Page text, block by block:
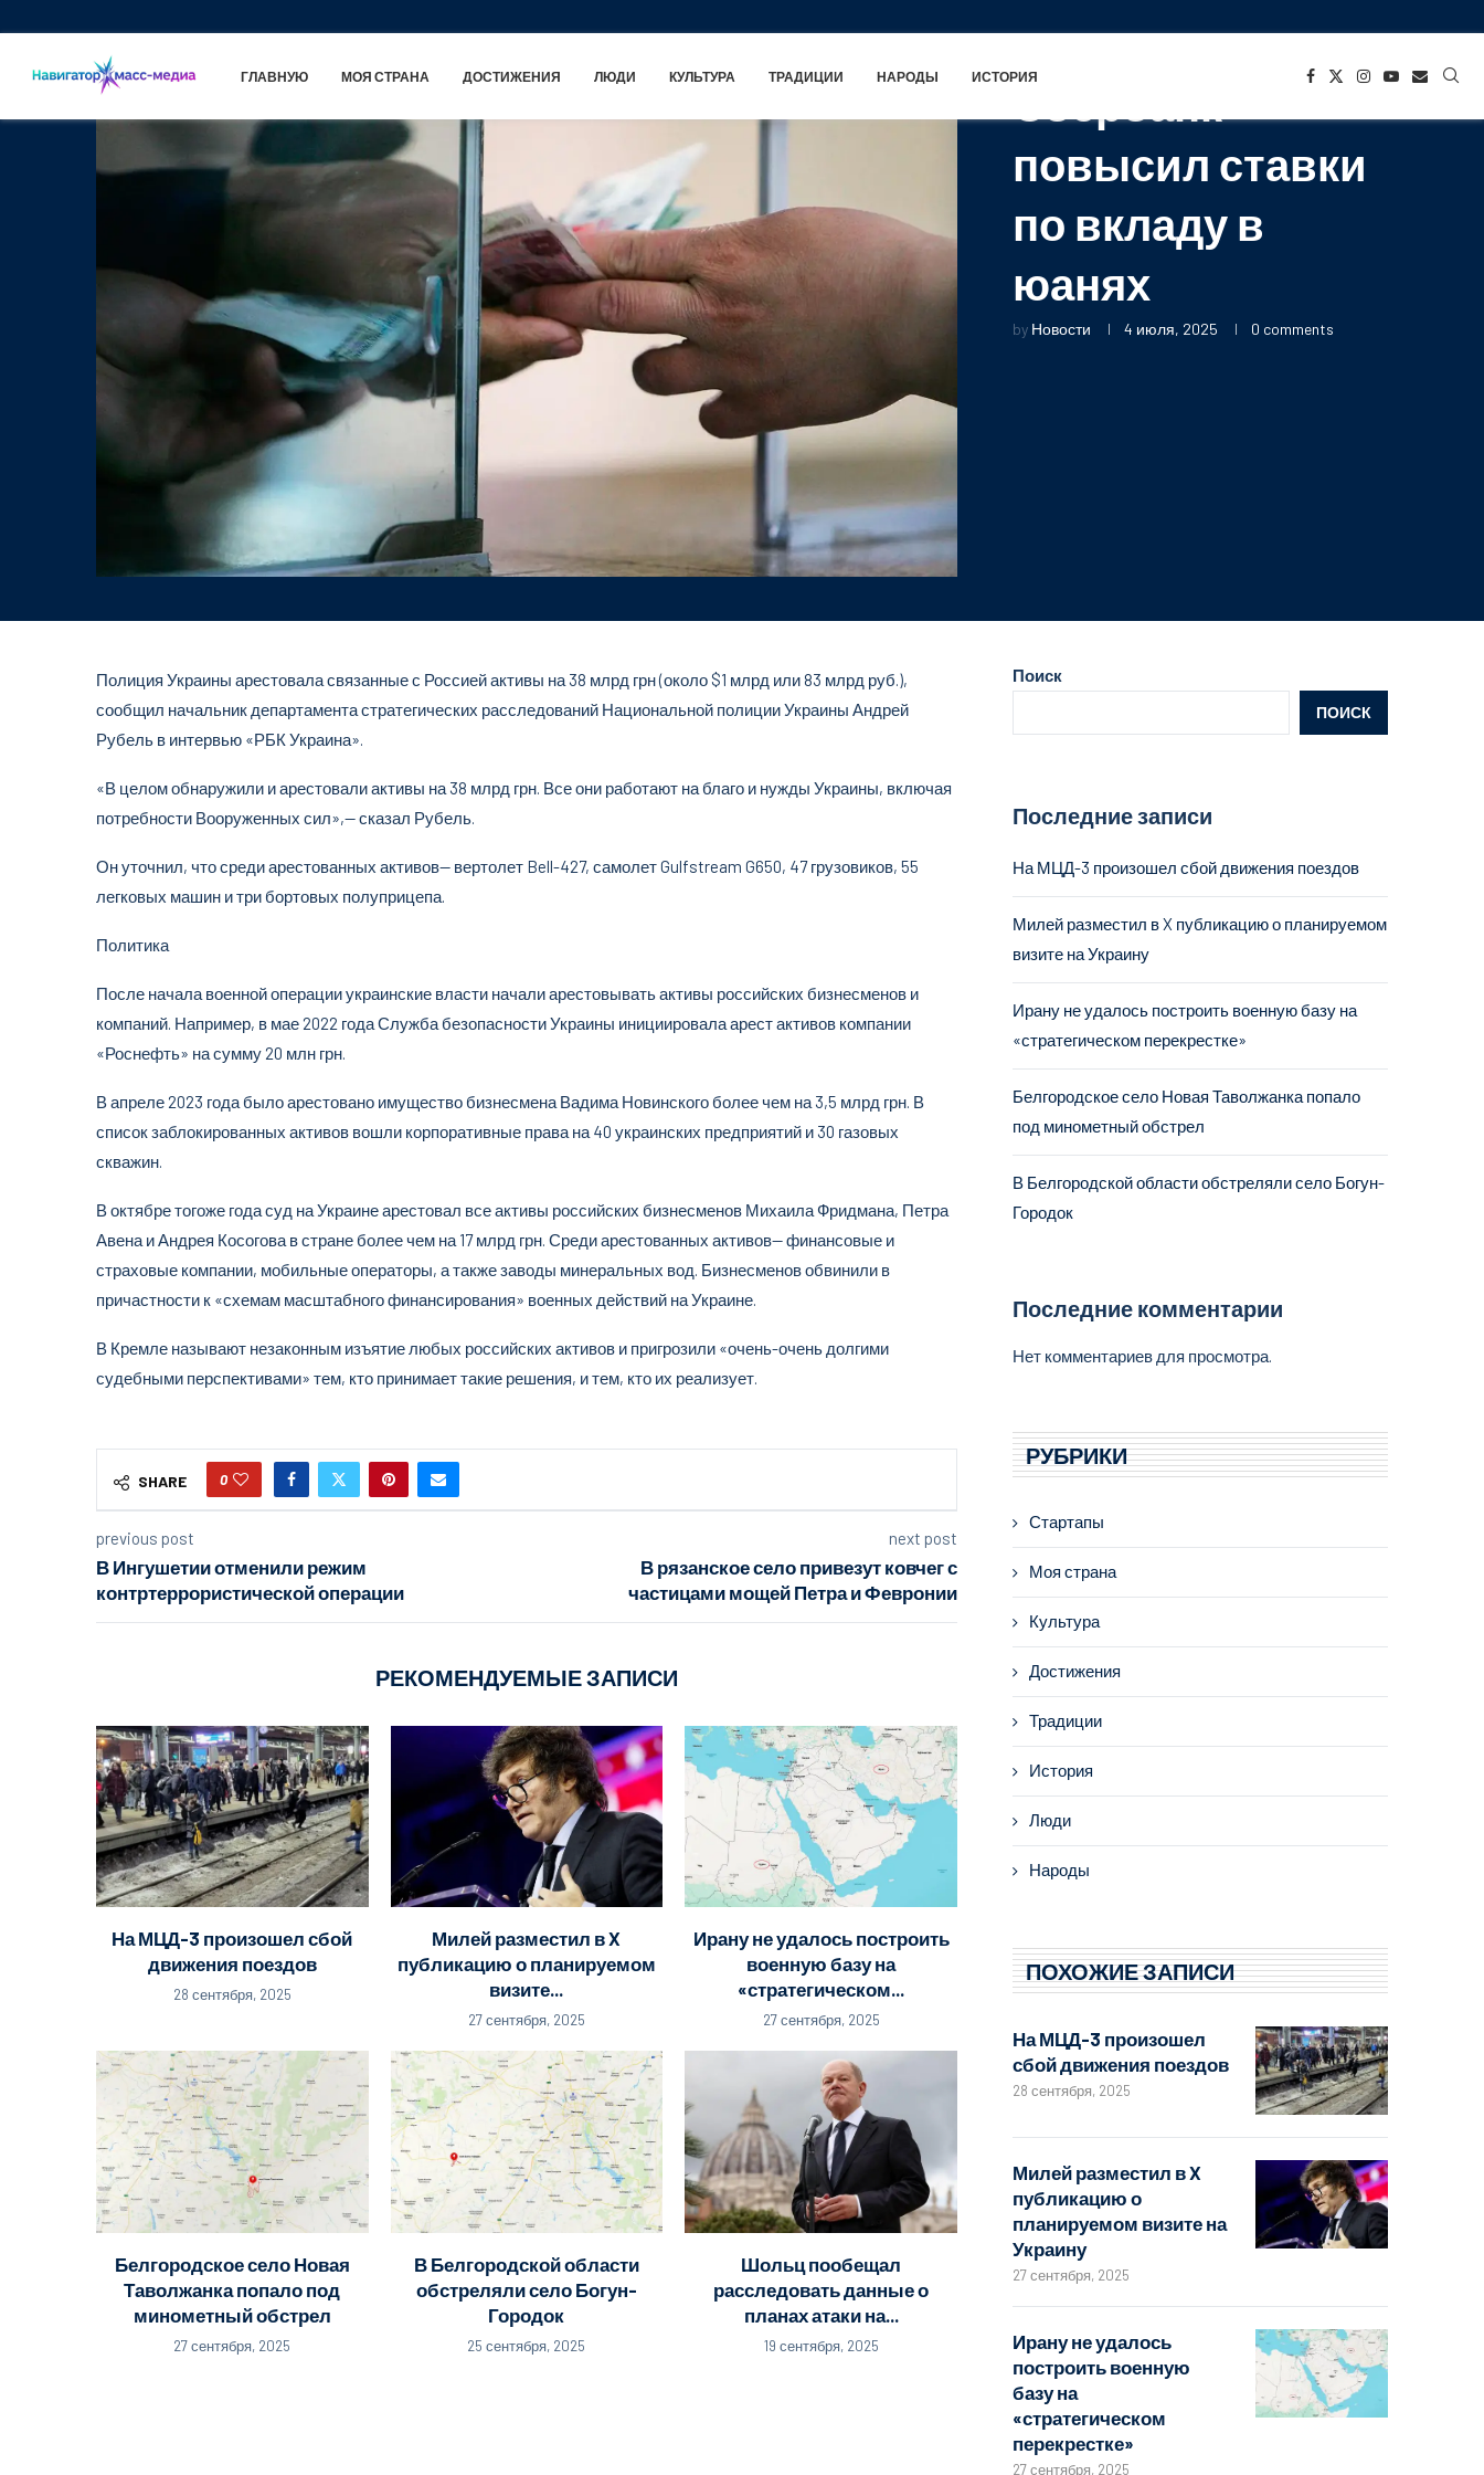
ГЛАВНУЮ МОЯ СТРАНА ДОСТИЖЕНИЯ ЛЮДИ КУЛЬТУРА ТРАДИЦИИ НАРОДЫ ИСТОРИЯ
повысил ставки
по вкладу в
юанях
by Новости 4 июля, 2025 0 comments
Полиция Украины арестовала связанные с Россией активы на 38 млрд грн (около $1 млрд или 83 млрд руб.),
сообщил начальник департамента стратегических расследований Национальной полиции Украины Андрей
Рубель в интервью «РБК Украина».
«В целом обнаружили и арестовали активы на 38 млрд грн. Все они работают на благо и нужды Украины, включая
потребности Вооруженных сил»,— сказал Рубель.
Он уточнил, что среди арестованных активов— вертолет Bell-427, самолет Gulfstream G650, 47 грузовиков, 55
легковых машин и три бортовых полуприцепа.
Политика
После начала военной операции украинские власти начали арестовывать активы российских бизнесменов и
компаний. Например, в мае 2022 года Служба безопасности Украины инициировала арест активов компании
«Роснефть» на сумму 20 млн грн.
В апреле 2023 года было арестовано имущество бизнесмена Вадима Новинского более чем на 3,5 млрд грн. В
список заблокированных активов вошли корпоративные права на 40 украинских предприятий и 30 газовых
скважин.
В октябре тогоже года суд на Украине арестовал все активы российских бизнесменов Михаила Фридмана, Петра
Авена и Андрея Косогова в стране более чем на 17 млрд грн. Среди арестованных активов— финансовые и
страховые компании, мобильные операторы, а также заводы минеральных вод. Бизнесменов обвинили в
причастности к «схемам масштабного финансирования» военных действий на Украине.
В Кремле называют незаконным изъятие любых российских активов и пригрозили «очень-очень долгими
судебными перспективами» тем, кто принимает такие решения, и тем, кто их реализует.
SHARE 0
previous post
В Ингушетии отменили режим
контртеррористической операции
next post
В рязанское село привезут ковчег с
частицами мощей Петра и Февронии
РЕКОМЕНДУЕМЫЕ ЗАПИСИ
На МЦД-3 произошел сбой
движения поездов
28 сентября, 2025
Милей разместил в X
публикацию о планируемом
визите...
27 сентября, 2025
Ирану не удалось построить
военную базу на
«стратегическом...
27 сентября, 2025
Белгородское село Новая
Таволжанка попало под
минометный обстрел
27 сентября, 2025
В Белгородской области
обстреляли село Богун-
Городок
25 сентября, 2025
Шольц пообещал
расследовать данные о
планах атаки на...
19 сентября, 2025
Поиск
ПОИСК
Последние записи
На МЦД-3 произошел сбой движения поездов
Милей разместил в X публикацию о планируемом
визите на Украину
Ирану не удалось построить военную базу на
«стратегическом перекрестке»
Белгородское село Новая Таволжанка попало
под минометный обстрел
В Белгородской области обстреляли село Богун-
Городок
Последние комментарии
Нет комментариев для просмотра.
РУБРИКИ
Стартапы
Моя страна
Культура
Достижения
Традиции
История
Люди
Народы
ПОХОЖИЕ ЗАПИСИ
На МЦД-3 произошел
сбой движения поездов
28 сентября, 2025
Милей разместил в X
публикацию о
планируемом визите на
Украину
27 сентября, 2025
Ирану не удалось
построить военную
базу на
«стратегическом
перекрестке»
27 сентября, 2025